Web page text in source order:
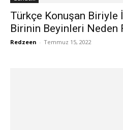
Türkçe Konuşan Biriyle
Birinin Beyinleri Neden
Redzeen - Temmuz 15, 2022